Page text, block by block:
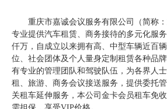
重庆市嘉诚会议服务有限公司（简称
专业提供汽车租赁、商务接待的多元化服
仟万，自成立以来拥有高、中型车辆近百
位、社会团体及个人量身定制租赁各种品
有专业的管理团队和驾驶队伍，为各界人
租、旅游、商务会议接送服务，提供委托
关租车延伸服务，本公司金卡会员租车免